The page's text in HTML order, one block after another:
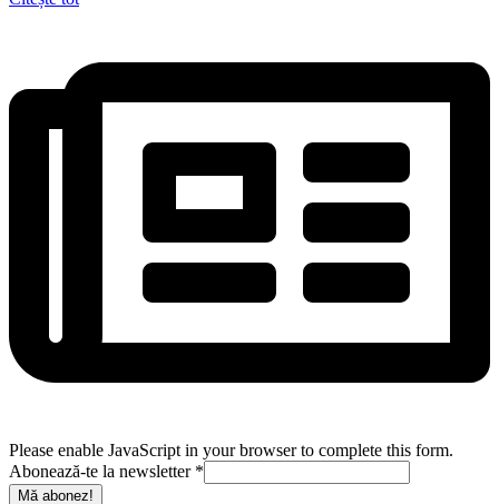
Please enable JavaScript in your browser to complete this form.
Abonează-te la newsletter *
Mă abonez!